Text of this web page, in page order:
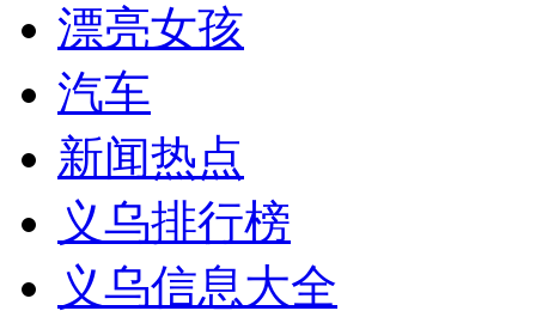
漂亮女孩
汽车
新闻热点
义乌排行榜
义乌信息大全